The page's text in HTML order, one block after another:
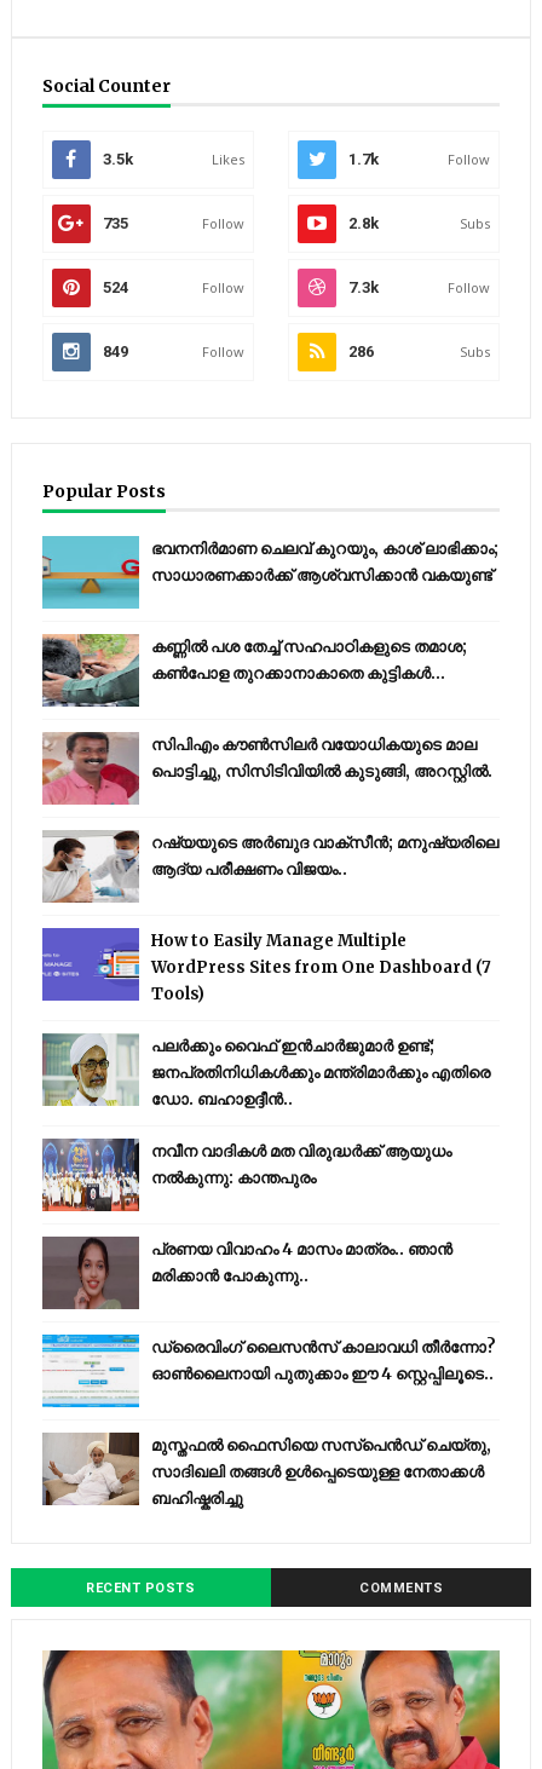
Social Counter
3.5k Likes 1.7k Follow
735 Follow 2.8k Subs
524 Follow 7.3k Follow
849 Follow 286 Subs
Popular Posts
ഭവനനിർമാണ ചെലവ് കുറയും, കാശ് ലാഭിക്കാം;
സാധാരണക്കാർക്ക് ആശ്വസിക്കാൻ വകയുണ്ട്
കണ്ണിൽ പശ തേച്ച് സഹപാഠികളുടെ തമാശ;
കൺപോള തുറക്കാനാകാതെ കുട്ടികൾ...
സിപിഎം കൗണ്‍സിലര്‍ വയോധികയുടെ മാല
പൊട്ടിച്ചു, സിസിടിവിയില്‍ കുടുങ്ങി, അറസ്റ്റില്‍.
റഷ്യയുടെ അര്‍ബുദ വാക്‌സീന്‍; മനുഷ്യരിലെ
ആദ്യ പരീക്ഷണം വിജയം..
How to Easily Manage Multiple
WordPress Sites from One Dashboard (7
Tools)
പലർക്കും വൈഫ് ഇൻചാർജുമാർ ഉണ്ട്;
ജനപ്രതിനിധികൾക്കും മന്ത്രിമാർക്കും എതിരെ
ഡോ. ബഹാഉദ്ദീൻ..
നവീന വാദികൾ മത വിരുദ്ധർക്ക് ആയുധം
നൽകുന്നു: കാന്തപുരം
പ്രണയ വിവാഹം 4 മാസം മാത്രം.. ഞാൻ
മരിക്കാൻ പോകുന്നു..
ഡ്രൈവിംഗ് ലൈസൻസ് കാലാവധി തീർന്നോ?
ഓൺലൈനായി പുതുക്കാം ഈ 4 സ്റ്റെപ്പിലൂടെ..
മുസ്തഫൽ ഫൈസിയെ സസ്‌പെൻഡ് ചെയ്തു,
സാദിഖലി തങ്ങൾ ഉൾപ്പെടെയുള്ള നേതാക്കൾ
ബഹിഷ്കരിച്ചു
RECENT POSTS COMMENTS